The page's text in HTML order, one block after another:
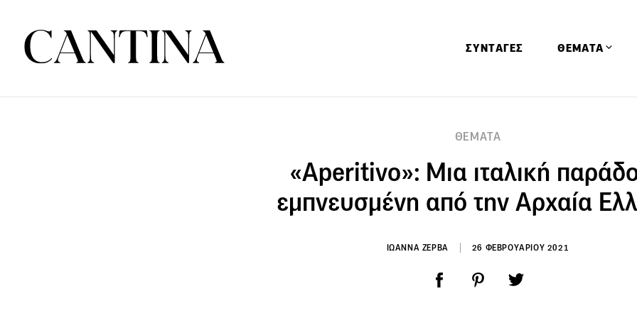
ΣΥΝΤΑΓΕΣ ΘΕΜΑΤΑ
Ειδήσεις
Έρευνες
ΘΕΜΑΤΑ
«Αperitivo»: Μια ιταλική
εμπνευσμένη από την Αρχαία
ΙΩΑΝΝΑ ΖΕΡΒΑ 26 ΦΕΒΡΟΥΑΡΙΟΥ 2021